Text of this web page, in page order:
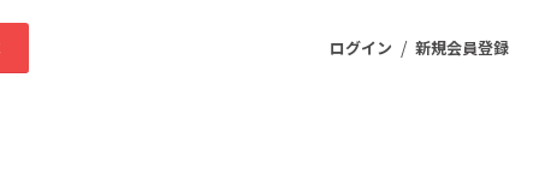
ログイン / 新規会員登録